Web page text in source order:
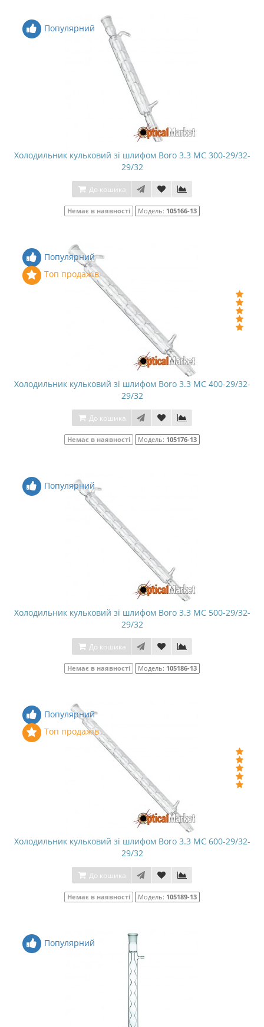
Популярний
Холодильник кульковий зі шлифом Boro 3.3 МС 300-29/32-
29/32
До кошика
Немає в наявності Модель: 105166-13
Популярний
Топ продажів
Холодильник кульковий зі шлифом Boro 3.3 МС 400-29/32-
29/32
До кошика
Немає в наявності Модель: 105176-13
Популярний
Холодильник кульковий зі шлифом Boro 3.3 МС 500-29/32-
29/32
До кошика
Немає в наявності Модель: 105186-13
Популярний
Топ продажів
Холодильник кульковий зі шлифом Boro 3.3 МС 600-29/32-
29/32
До кошика
Немає в наявності Модель: 105189-13
Популярний